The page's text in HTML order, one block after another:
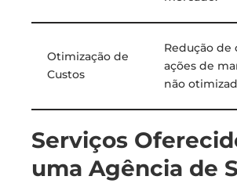
Otimização de
Custos
Redução de
ações de
não
Serviços
uma Agência de